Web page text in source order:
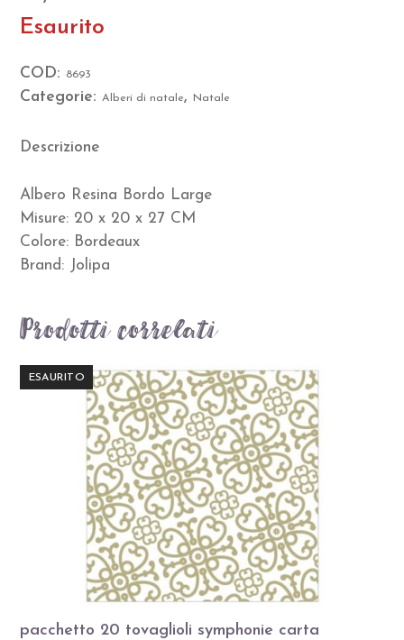
Esaurito
COD: 8693
Categorie:Alberi di natale, Natale
Descrizione
Albero Resina Bordo Large
Misure: 20 x 20 x 27 CM
Colore: Bordeaux
Brand: Jolipa
Prodotti correlati
ESAURITO
pacchetto 20 tovaglioli symphonie carta